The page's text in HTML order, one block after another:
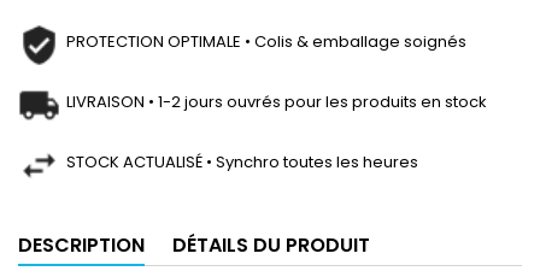
PROTECTION OPTIMALE • Colis & emballage soignés
LIVRAISON • 1-2 jours ouvrés pour les produits en stock
STOCK ACTUALISÉ • Synchro toutes les heures
DESCRIPTION DÉTAILS DU PRODUIT